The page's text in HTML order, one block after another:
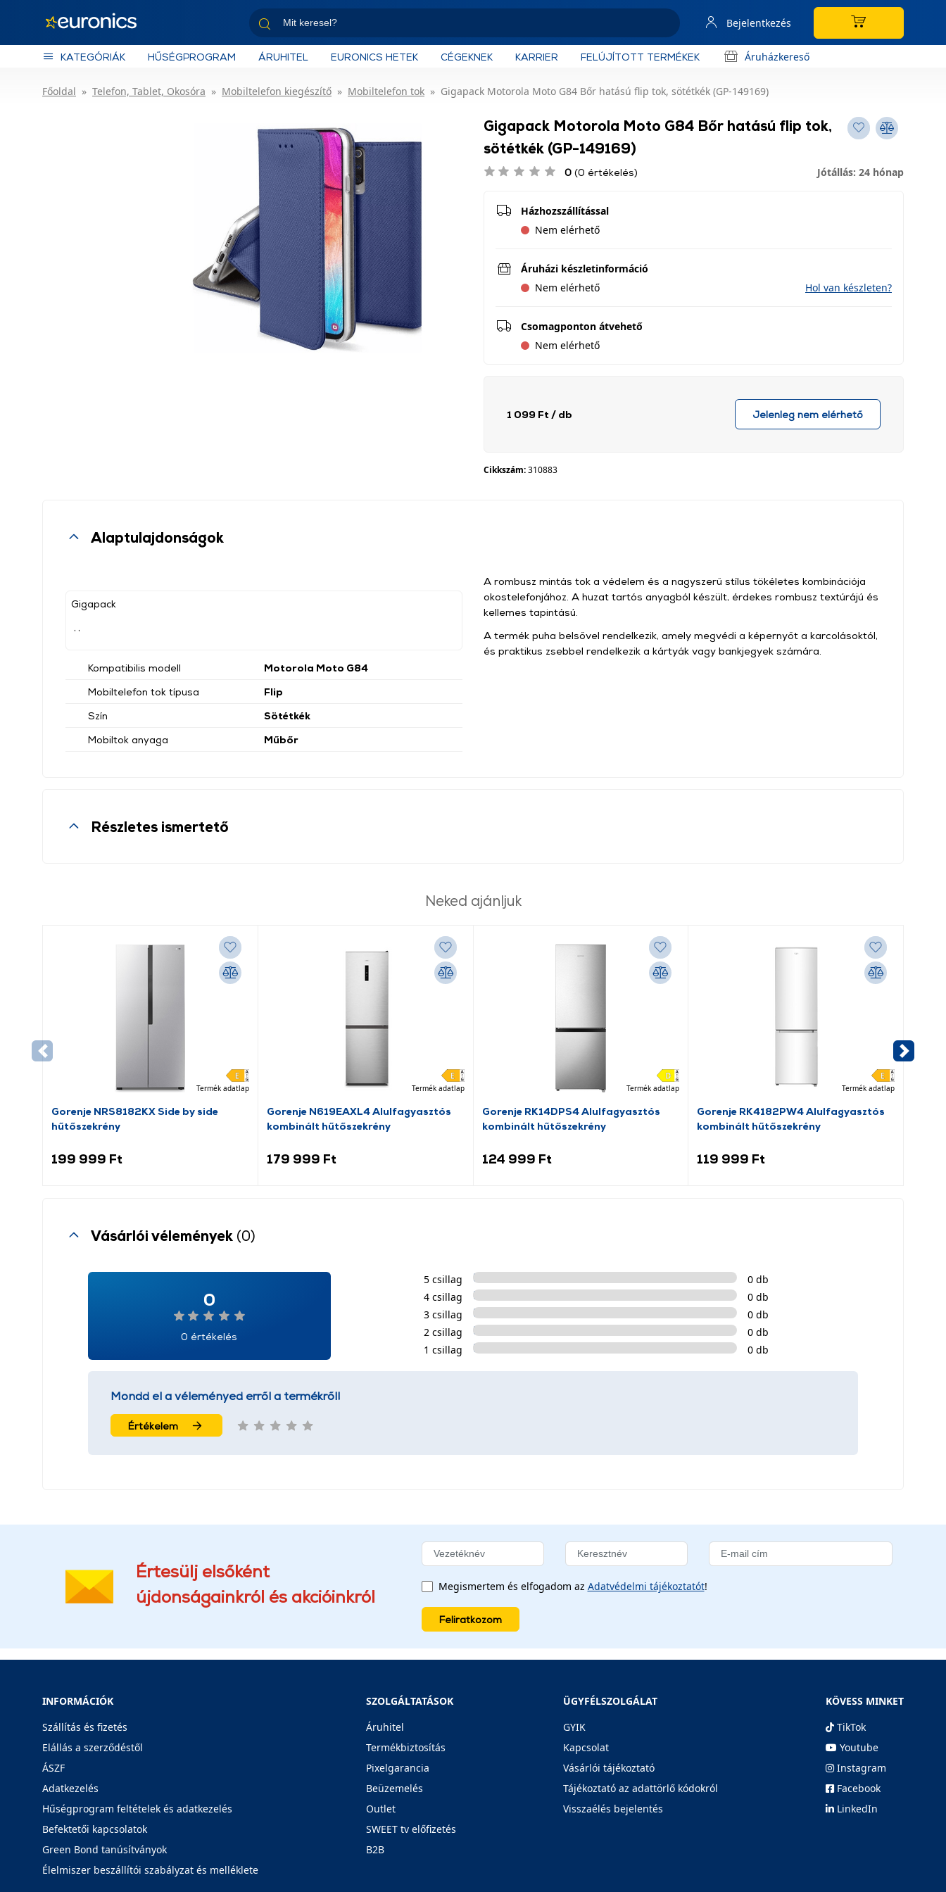
Bejelentkezés
KATEGÓRIÁK HŰSÉGPROGRAM ÁRUHITEL EURONICS HETEK CÉGEKNEK KARRIER FELÚJÍTOTT TERMÉKEK Áruházkereső
Főoldal Telefon, Tablet, Okosóra Mobiltelefon kiegészítő Mobiltelefon tok Gigapack Motorola Moto G84 Bőr hatású flip tok, sötétkék (GP-149169)
Gigapack Motorola Moto G84 Bőr hatású flip tok,
sötétkék (GP-149169)
0 (0 értékelés) Jótállás: 24 hónap
Házhozszállítással
Nem elérhető
Áruházi készletinformáció
Nem elérhető
Hol van készleten?
Csomagponton átvehető
Nem elérhető
1 099 Ft / db Jelenleg nem elérhető
Cikkszám:310883
Alaptulajdonságok
Gigapack
Kompatibilis modell
Motorola Moto G84
Mobiltelefon tok típusa
Flip
Szín
Sötétkék
Mobiltok anyaga
Műbőr
A rombusz mintás tok a védelem és a nagyszerű stílus tökéletes kombinációja
okostelefonjához. A huzat tartós anyagból készült, érdekes rombusz textúrájú és
kellemes tapintású.
A termék puha belsővel rendelkezik, amely megvédi a képernyőt a karcolásoktól,
és praktikus zsebbel rendelkezik a kártyák vagy bankjegyek számára.
Részletes ismertető
Neked ajánljuk
Termék adatlap
Gorenje NRS8182KX Side by side
hűtőszekrény
199 999 Ft
Termék adatlap
Gorenje N619EAXL4 Alulfagyasztós
kombinált hűtőszekrény
179 999 Ft
Termék adatlap
Gorenje RK14DPS4 Alulfagyasztós
kombinált hűtőszekrény
124 999 Ft
Termék adatlap
Gorenje RK4182PW4 Alulfagyasztós
kombinált hűtőszekrény
119 999 Ft
Vásárlói vélemények (0)
0
0 értékelés
5 csillag
0 db
4 csillag
0 db
3 csillag
0 db
2 csillag
0 db
1 csillag
0 db
Mondd el a véleményed erről a termékről!
Értékelem
Értesülj elsőként
újdonságainkról és akcióinkról
Megismertem és elfogadom az Adatvédelmi tájékoztatót!
Feliratkozom
INFORMÁCIÓK
Szállítás és fizetés
Elállás a szerződéstől
ÁSZF
Adatkezelés
Hűségprogram feltételek és adatkezelés
Befektetői kapcsolatok
Green Bond tanúsítványok
Élelmiszer beszállítói szabályzat és melléklete
SZOLGÁLTATÁSOK
Áruhitel
Termékbiztosítás
Pixelgarancia
Beüzemelés
Outlet
SWEET tv előfizetés
B2B
ÜGYFÉLSZOLGÁLAT
GYIK
Kapcsolat
Vásárlói tájékoztató
Tájékoztató az adattörlő kódokról
Visszaélés bejelentés
KÖVESS MINKET
TikTok
Youtube
Instagram
Facebook
LinkedIn